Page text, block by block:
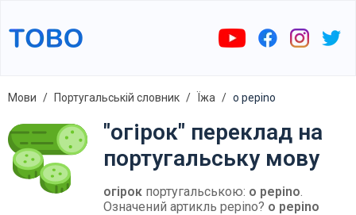
Мови Португальській словник Їжа o pepino
"огірок" переклад на
португальську мову
огірок португальською: o pepino.
Означений артикль pepino? o pepino